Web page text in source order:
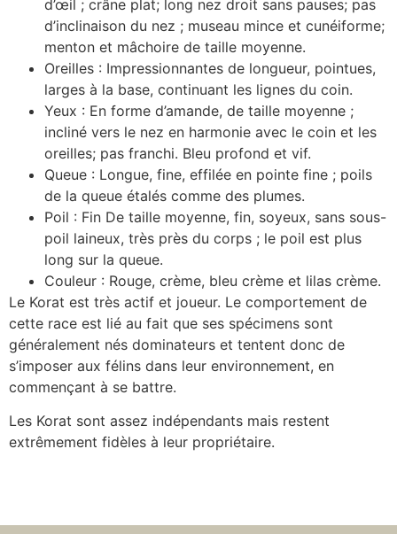
d’œil ; crâne plat; long nez droit sans pauses; pas
d’inclinaison du nez ; museau mince et cunéiforme;
menton et mâchoire de taille moyenne.
Oreilles : Impressionnantes de longueur, pointues,
larges à la base, continuant les lignes du coin.
Yeux : En forme d’amande, de taille moyenne ;
incliné vers le nez en harmonie avec le coin et les
oreilles; pas franchi. Bleu profond et vif.
Queue : Longue, fine, effilée en pointe fine ; poils
de la queue étalés comme des plumes.
Poil : Fin De taille moyenne, fin, soyeux, sans sous-
poil laineux, très près du corps ; le poil est plus
long sur la queue.
Couleur : Rouge, crème, bleu crème et lilas crème.
Le Korat est très actif et joueur. Le comportement de
cette race est lié au fait que ses spécimens sont
généralement nés dominateurs et tentent donc de
s’imposer aux félins dans leur environnement, en
commençant à se battre.
Les Korat sont assez indépendants mais restent
extrêmement fidèles à leur propriétaire.